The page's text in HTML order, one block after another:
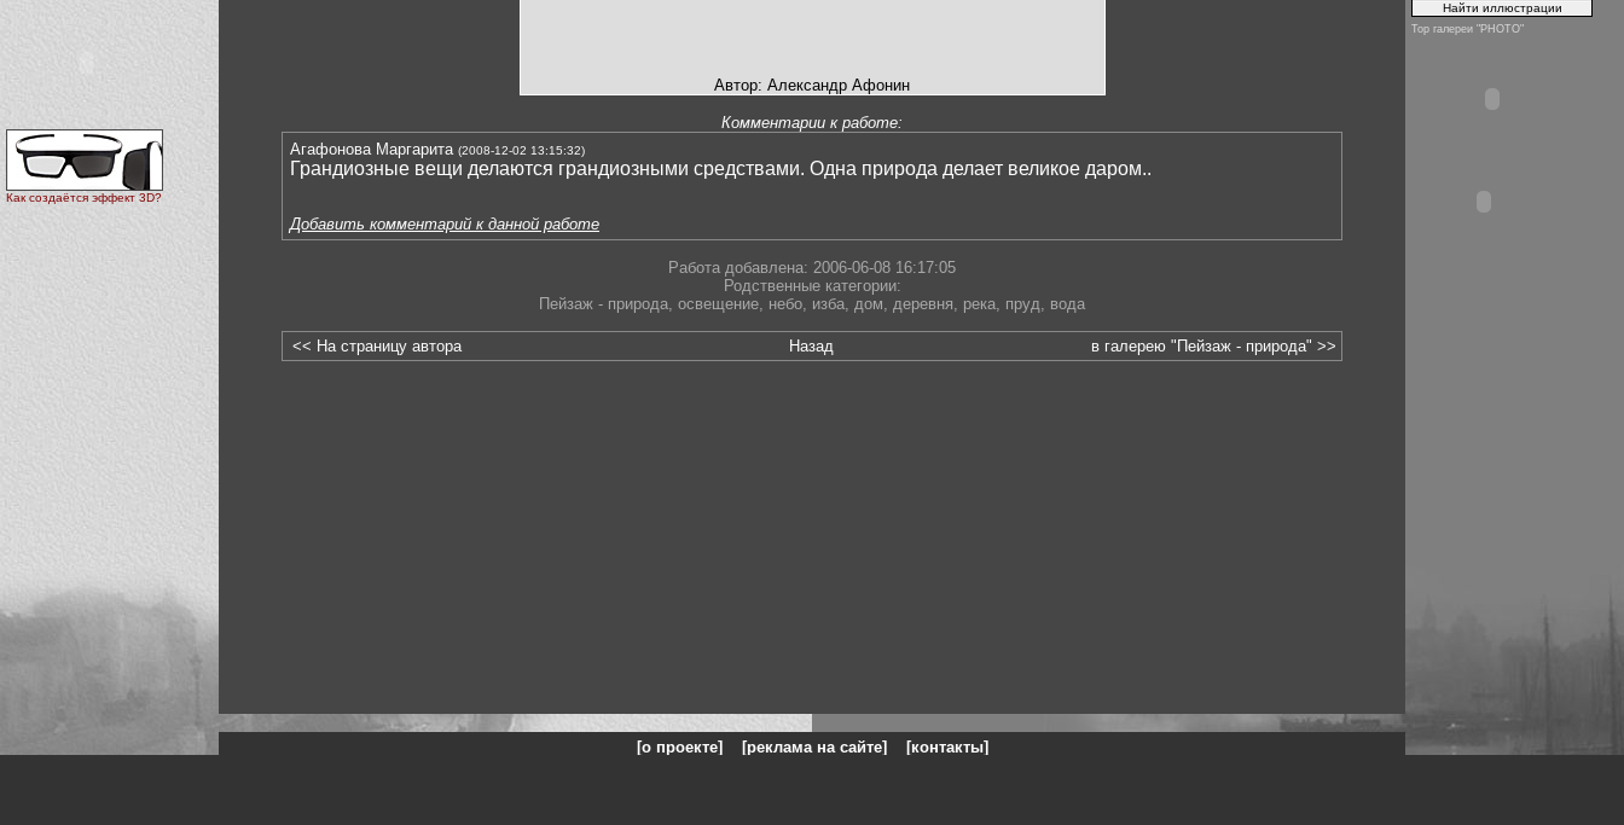
Как создаётся эффект 3D?
Автор: Александр Афонин
Комментарии к работе:
Агафонова Маргарита (2008-12-02 13:15:32)
Грандиозные вещи делаются грандиозными средствами. Одна природа делает великое даром..
Добавить комментарий к данной работе
Работа добавлена: 2006-06-08 16:17:05
Родственные категории:
Пейзаж - природа, освещение, небо, изба, дом, деревня, река, пруд, вода
<< На страницу автора Назад в галерею "Пейзаж - природа" >>
Top галереи "PHOTO"
[о проекте] [реклама на сайте] [контакты]